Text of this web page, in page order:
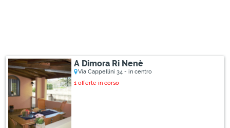
A Dimora Ri Nenè
Via Cappellini 34 - in centro
1 offerte in corso